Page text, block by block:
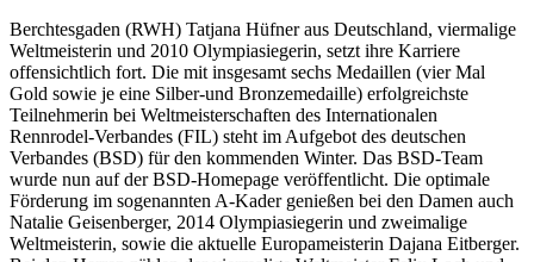
Berchtesgaden (RWH) Tatjana Hüfner aus Deutschland, viermalige
Weltmeisterin und 2010 Olympiasiegerin, setzt ihre Karriere
offensichtlich fort. Die mit insgesamt sechs Medaillen (vier Mal
Gold sowie je eine Silber-und Bronzemedaille) erfolgreichste
Teilnehmerin bei Weltmeisterschaften des Internationalen
Rennrodel-Verbandes (FIL) steht im Aufgebot des deutschen
Verbandes (BSD) für den kommenden Winter. Das BSD-Team
wurde nun auf der BSD-Homepage veröffentlicht. Die optimale
Förderung im sogenannten A-Kader genießen bei den Damen auch
Natalie Geisenberger, 2014 Olympiasiegerin und zweimalige
Weltmeisterin, sowie die aktuelle Europameisterin Dajana Eitberger.